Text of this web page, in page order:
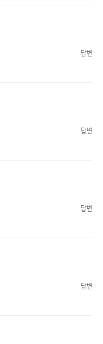
답변
답변
답변
답변